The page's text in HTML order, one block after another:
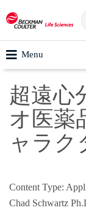
Menu
超遠心
オ医薬
ャラク
Content Type:
Chad Schwartz